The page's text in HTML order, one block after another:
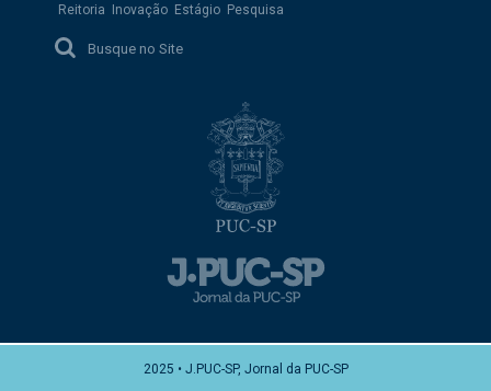
Reitoria Inovação Estágio Pesquisa
Busque no Site
2025 • J.PUC-SP, Jornal da PUC-SP